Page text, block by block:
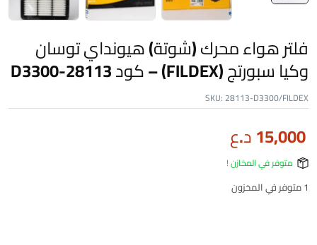
فلتر هواء محرك (شوتة) هيونداي توسان
وكيا سبورتج (FILDEX) – كود 28113-D3300
SKU: 28113-D3300/FILDEX
15,000د.ع
متوفر في المخازن !
1 متوفر في المخزون